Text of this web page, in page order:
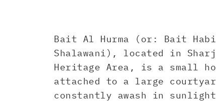
Bait Al Hurma (or: Bait
Shalawani), located in
Heritage Area, is a small
attached to a large
constantly awash in